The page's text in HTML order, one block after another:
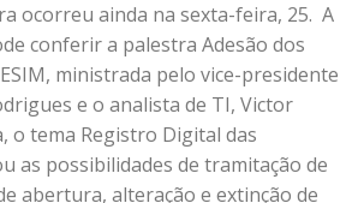
ocorreu ainda na sexta-feira, 25. A
conferir a palestra Adesão dos
ministrada pelo vice-presidente
e o analista de TI, Victor
o tema Registro Digital das
as possibilidades de tramitação de
abertura, alteração e extinção de